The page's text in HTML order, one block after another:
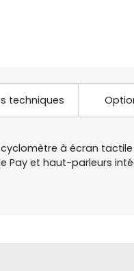
techniques
à écran
et haut-parleurs